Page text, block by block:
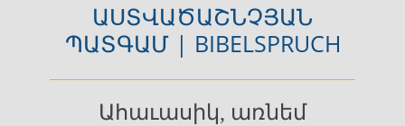
ԱՍՏՎԱԾԱՇՆՉՅԱՆ
ՊԱՏԳԱՄ | BIBELSPRUCH
Ահաւասիկ, առնեմ